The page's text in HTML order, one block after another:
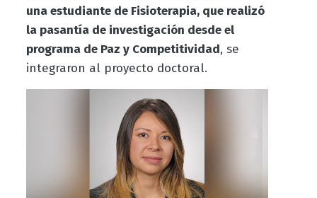
una estudiante de Fisioterapia, que realizó
la pasantía de investigación desde el
programa de Paz y Competitividad, se
integraron al proyecto doctoral.